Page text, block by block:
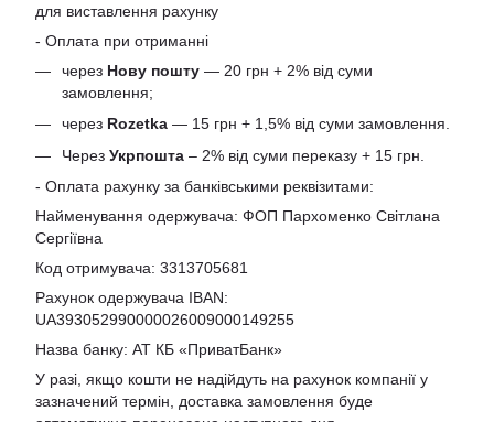
для виставлення рахунку
- Оплата при отриманні
через Нову пошту — 20 грн + 2% від суми
замовлення;
через Rozetka — 15 грн + 1,5% від суми замовлення.
Через Укрпошта – 2% від суми переказу + 15 грн.
- Оплата рахунку за банківськими реквізитами:
Найменування одержувача: ФОП Пархоменко Світлана
Сергіївна
Код отримувача: 3313705681
Рахунок одержувача IBAN:
UA393052990000026009000149255
Назва банку: АТ КБ «ПриватБанк»
У разі, якщо кошти не надійдуть на рахунок компанії у
зазначений термін, доставка замовлення буде